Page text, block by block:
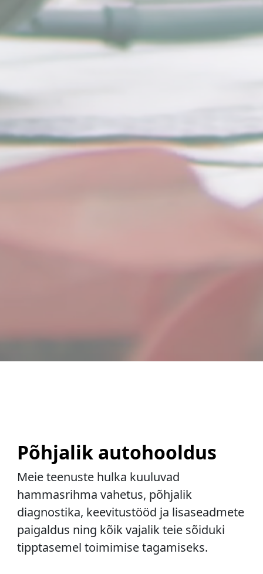
Põhjalik autohooldus
Meie teenuste hulka kuuluvad
hammasrihma vahetus, põhjalik
diagnostika, keevitustööd ja lisaseadmete
paigaldus ning kõik vajalik teie sõiduki
tipptasemel toimimise tagamiseks.